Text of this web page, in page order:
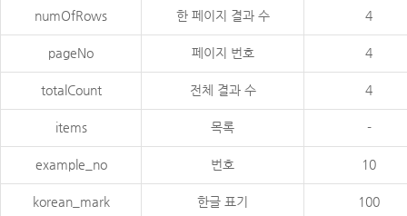
numOfRows 한 페이지 결과 수 4
pageNo 페이지 번호 4
totalCount 전체 결과 수 4
items 목록 -
example_no 번호 10
korean_mark 한글 표기 100